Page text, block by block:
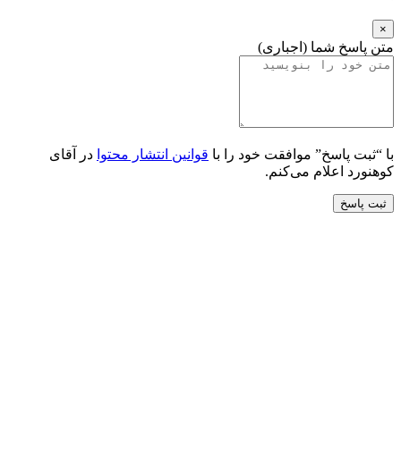
×
متن پاسخ شما (اجباری)
با “ثبت پاسخ” موافقت خود را با قوانین انتشار محتوا در آقای
کوهنورد اعلام می‌کنم.
ثبت پاسخ